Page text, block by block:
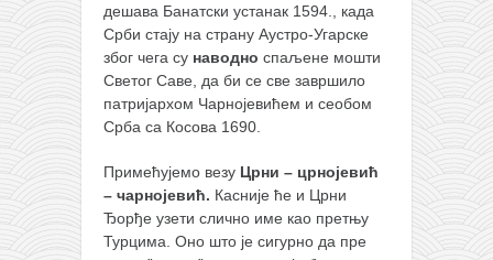
дешава Банатски устанак 1594., када
Срби стају на страну Аустро-Угарске
због чега су наводно спаљене мошти
Светог Саве, да би се све завршило
патријархом Чарнојевићем и сеобом
Срба са Косова 1690.
Примећујемо везу Црни – црнојевић
– чарнојевић. Касније ће и Црни
Ђорђе узети слично име као претњу
Турцима. Оно што је сигурно да пре